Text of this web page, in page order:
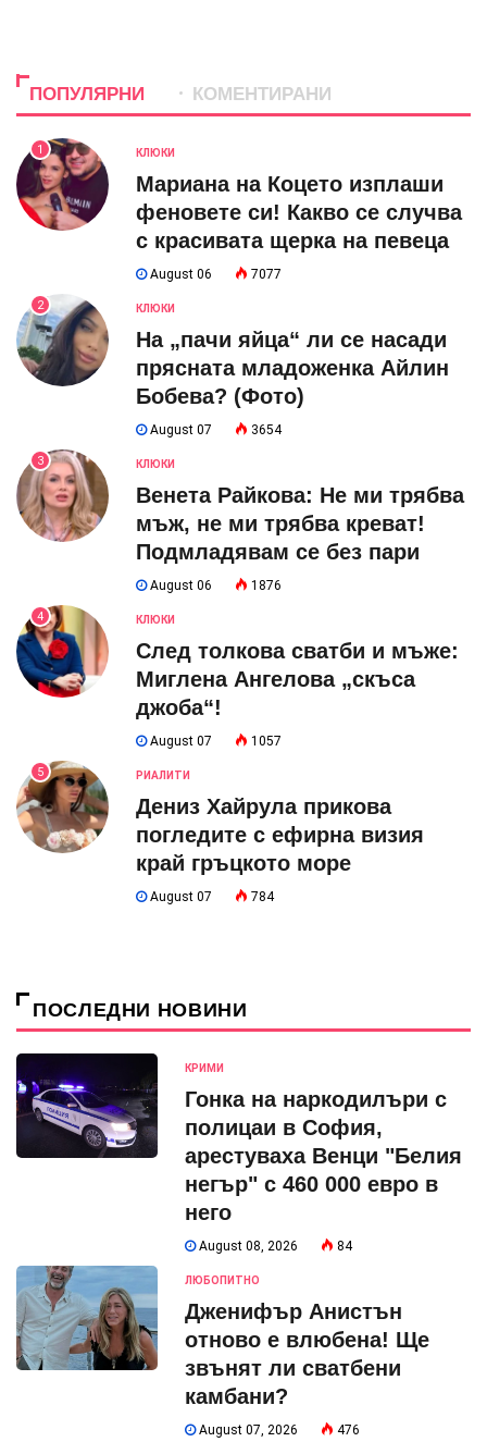
ПОПУЛЯРНИ КОМЕНТИРАНИ
1 КЛЮКИ
Мариана на Коцето изплаши
феновете си! Какво се случва
с красивата щерка на певеца
August 06 7077
2 КЛЮКИ
На „пачи яйца“ ли се насади
прясната младоженка Айлин
Бобева? (Фото)
August 07 3654
3 КЛЮКИ
Венета Райкова: Не ми трябва
мъж, не ми трябва креват!
Подмладявам се без пари
August 06 1876
4 КЛЮКИ
След толкова сватби и мъже:
Миглена Ангелова „скъса
джоба“!
August 07 1057
5 РИАЛИТИ
Дениз Хайрула прикова
погледите с ефирна визия
край гръцкото море
August 07 784
ПОСЛЕДНИ НОВИНИ
КРИМИ
Гонка на наркодилъри с
полицаи в София,
арестуваха Венци "Белия
негър" с 460 000 евро в
него
August 08, 2026 84
ЛЮБОПИТНО
Дженифър Анистън
отново е влюбена! Ще
звънят ли сватбени
камбани?
August 07, 2026 476